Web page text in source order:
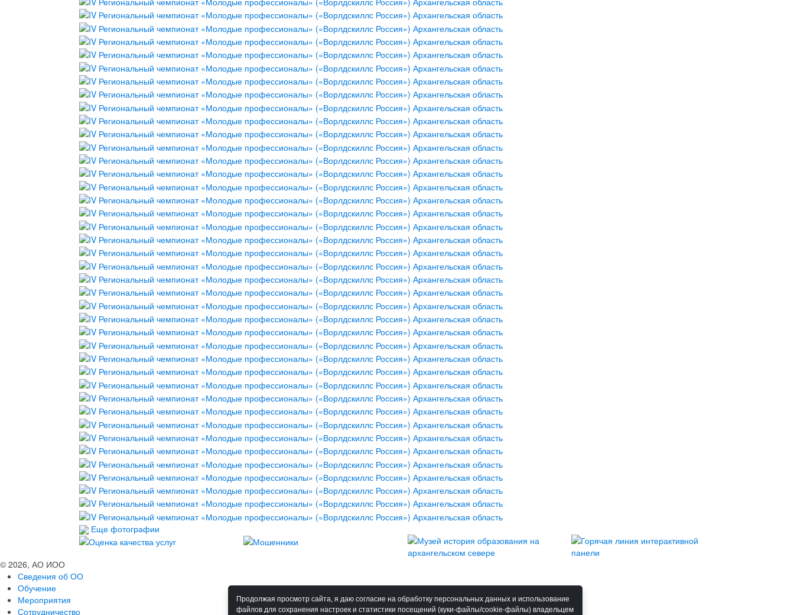
Еще фотографии
© 2026, АО ИОО
Сведения об ОО
Обучение
Мероприятия
Сотрудничество
Продолжая просмотр сайта, я даю согласие на обработку персональных данных и использование
файлов для сохранения настроек и статистики посещений (куки-файлы/cookie-файлы) владельцем